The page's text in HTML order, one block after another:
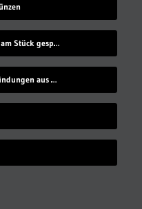
80 der besten Gitarren-Intros am Stück gespielt
Supercut: Alle Lichtschwertzündungen aus Star Wars